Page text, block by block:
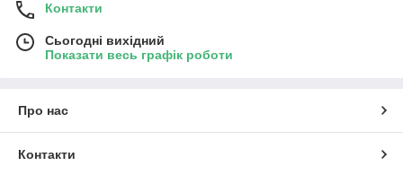
Контакти
Сьогодні вихідний
Показати весь графік роботи
Про нас
Контакти